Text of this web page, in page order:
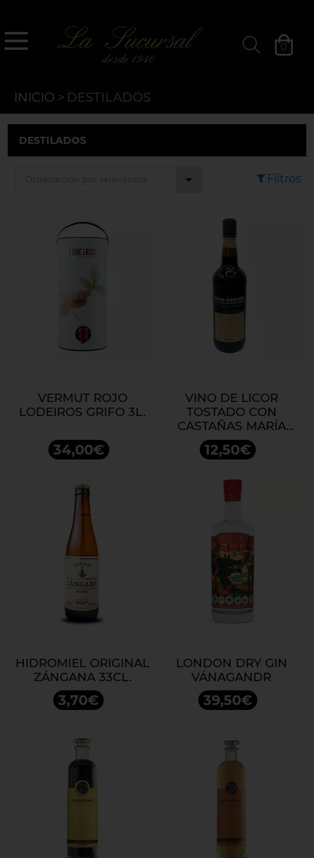
Filtros » 0
INICIO > DESTILADOS
DESTILADOS
Filtros
VERMUT ROJO
LODEIROS GRIFO 3L.
34,00€
VINO DE LICOR
TOSTADO CON
CASTAÑAS MARÍA
CASTAÑA
12,50€
HIDROMIEL ORIGINAL
ZÁNGANA 33CL.
3,70€
LONDON DRY GIN
VÁNAGANDR
39,50€